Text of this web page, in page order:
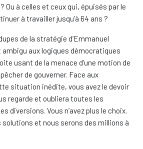
Ou à celles et ceux qui, épuisés par le
à travailler jusqu’à 64 ans ?
de la stratégie d’Emmanuel
ambigu aux logiques démocratiques
usant de la menace d’une motion de
de gouverner. Face aux
situation inédite, vous avez le devoir
regarde et oubliera toutes les
diversions. Vous n’avez plus le choix.
solutions et nous serons des millions à